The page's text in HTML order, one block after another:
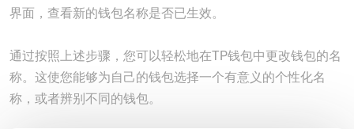
界面，查看新的钱包名称是否已生效。
通过按照上述步骤，您可以轻松地在TP钱包中更改钱包的名
称。这使您能够为自己的钱包选择一个有意义的个性化名
称，或者辨别不同的钱包。